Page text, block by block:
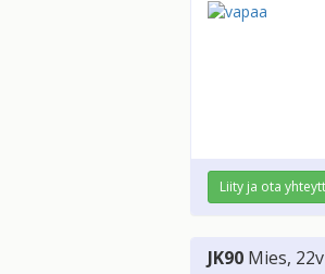
Liity ja ota
JK90 Mies, 22v